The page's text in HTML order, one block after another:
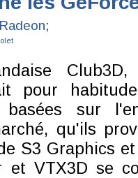
Radeon;
pour
basées sur
qu'ils
S3 Graphics
et VTX3D se